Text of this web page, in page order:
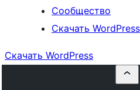
Сообщество
Скачать WordPress
Скачать WordPress